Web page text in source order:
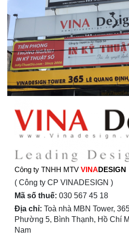
Công ty TNHH MTV VINADESIGN
( Công ty CP VINADESIGN )
Mã số thuế: 030 567 45 18
Địa chỉ: Toà nhà MBN Tower,
Phường 5, Bình Thạnh, Hồ Chí
Nam